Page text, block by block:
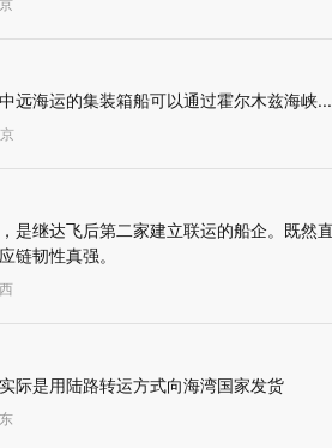
远海运的集装箱船可以通过霍尔木兹海峡...
是继达飞后第二家建立联运的船企。既然
链韧性真强。
际是用陆路转运方式向海湾国家发货